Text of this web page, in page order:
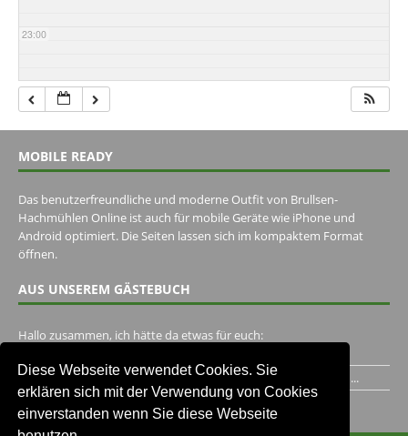
Diese Webseite verwendet Cookies. Sie
erklären sich mit der Verwendung von Cookies
einverstanden wenn Sie diese Webseite
23:00
MOBILE READY
Das benutzerfreundliche und moderne Outfit von Brullsen-
Hachmühlen Online ist auch für mobile Geräte wie iPhone und
Android optimiert. Die Seiten lassen sich im kompaktem Format
öffnen.
AUS UNSEREM GÄSTEBUCH
Hallo zusammen, ich hätte da etwas für euch:
Ich habe ein Jahr im Gasthaus Hugo Pape verbracht..Habe ihn...
Unser Gästebuch besuchen